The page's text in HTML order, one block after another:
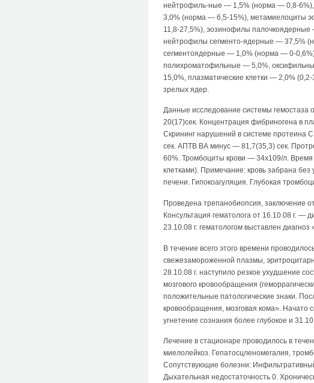
нейтрофиль-ные — 1,5% (норма — 0,8-
3,0% (норма — 6,5-15%), метамиелоциты
11,8-27,5%), эозинофилы
нейтрофилы сегменто-ядерные — 37,5%
сегментоядерные — 1,0% (норма — 0-
полихроматофильные — 5,0%,
15,0%, плазматические клетки — 2,0%
зрелых ядер.
Данные исследование системы
20(17)сек. Концентрация фибриногена в
Скрининг нарушений в системе
сек. АПТВ ВА минус — 81,7(35,3) сек.
60%. Тромбоциты крови — 34x109/л.
клетками). Примечание: кровь забрана
печени. Гипокоагуляция. Глубокая
Проведена трепанобиопсия, заключение
Консультация гематолога от 16.10.08 г. —
23.10.08 г. гематологом выставлен
В течение всего этого времени
свежезамороженной плазмы,
28.10.08 г. наступило резкое ухудшение
мозгового кровообращения
положительные патологические знаки.
кровообращения, мозговая кома». Начато
угнетение сознания более глубокое и
Лечение в стационаре проводилось в
миелолейкоз. Гепатосцленомегалия,
Сопутствующие болезни:
Дыхательная недостаточность 0.